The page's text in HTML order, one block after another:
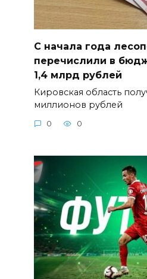
С начала года
перечислили в
1,4 млрд рублей
Кировская область
миллионов рублей
0 0